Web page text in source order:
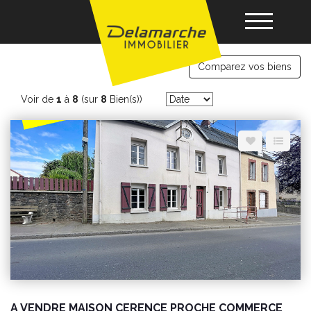
Louer
Vendre
Gérance
Nos agences
immobilier Cerences
Comparez vos biens
Voir de 1 à 8 (sur 8 Bien(s))
A VENDRE MAISON CERENCE PROCHE COMMERCE